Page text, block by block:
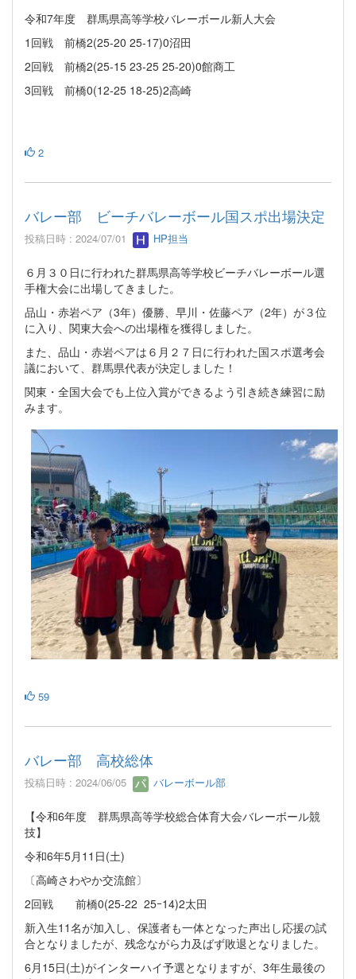
令和7年度 群馬県高等学校バレーボール新人大会
1回戦 前橋2(25-20 25-17)0沼田
2回戦 前橋2(25-15 23-25 25-20)0館商工
3回戦 前橋0(12-25 18-25)2高崎
2
バレー部 ビーチバレーボール国スポ出場決定
投稿日時 : 2024/07/01 HP担当
６月３０日に行われた群馬県高等学校ビーチバレーボール選
手権大会に出場してきました。
品山・赤岩ペア（3年）優勝、早川・佐藤ペア（2年）が３位
に入り、関東大会への出場権を獲得しました。
また、品山・赤岩ペアは６月２７日に行われた国スポ選考会
議において、群馬県代表が決定しました！
関東・全国大会でも上位入賞ができるよう引き続き練習に励
みます。
59
バレー部 高校総体
投稿日時 : 2024/06/05 バレーボール部
【令和6年度 群馬県高等学校総合体育大会バレーボール競
技】
令和6年5月11日(土)
〔高崎さわやか交流館〕
2回戦 前橋0(25-22 25ｰ14)2太田
新入生11名が加入し、保護者も一体となった声出し応援の試
合となりましたが、残念ながら力及ばず敗退となりました。
6月15日(土)がインターハイ予選となりますが、3年生最後の